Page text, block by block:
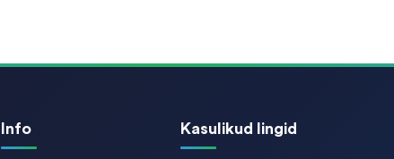
Info Kasulikud lingid